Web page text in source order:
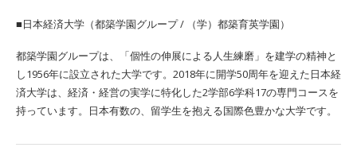
■日本経済大学（都築学園グループ / （学）都築育英学園）
都築学園グループは、「個性の伸展による人生練磨」を建学の精神と
し1956年に設立された大学です。2018年に開学50周年を迎えた日本経
済大学は、経済・経営の実学に特化した2学部6学科17の専門コースを
持っています。日本有数の、留学生を抱える国際色豊かな大学です。